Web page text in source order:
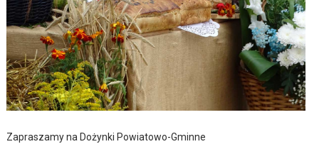
Zapraszamy na Dożynki Powiatowo-Gminne